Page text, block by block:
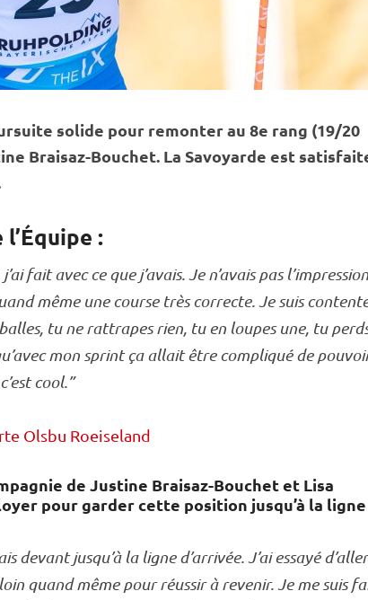
solide pour remonter au 8e rang (19/20
Braisaz-Bouchet. La Savoyarde est
:
fait avec ce que j’avais. Je n’avais pas l’impression
même une course très correcte. Je suis
tu ne rattrapes rien, tu en loupes une, tu
mon sprintça allait être compliqué de
cool.”
Olsbu Roeiseland
de Justine Braisaz-Bouchet et Lisa
pour garder cette position jusqu’à la ligne
devant jusqu’à la ligne d’arrivée. J’ai essayé d’aller
quand même pour réussir à revenir. Je me suis